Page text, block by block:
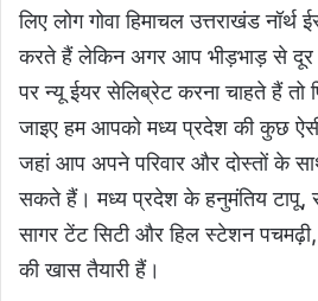
लिए लोग गोवा हिमाचल उत्तराखंड नॉर्थ
करते हैं लेकिन अगर आप भीड़भाड़ से
पर न्यू ईयर सेलिब्रेट करना चाहते हैं
जाइए हम आपको मध्य प्रदेश की कुछ
जहां आप अपने परिवार और दोस्तों के
सकते हैं। मध्य प्रदेश के हनुमंतिय टापू,
सागर टेंट सिटी और हिल स्टेशन
की खास तैयारी हैं।